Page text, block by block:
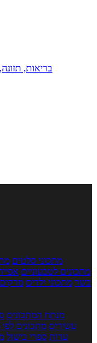
מתכוני סלטים
מתכונים לטבעוניים
בשר מתכוני ילדים מרקים
מנתח המתכונים
עשירים מתכונים
עדות ספרי בישול